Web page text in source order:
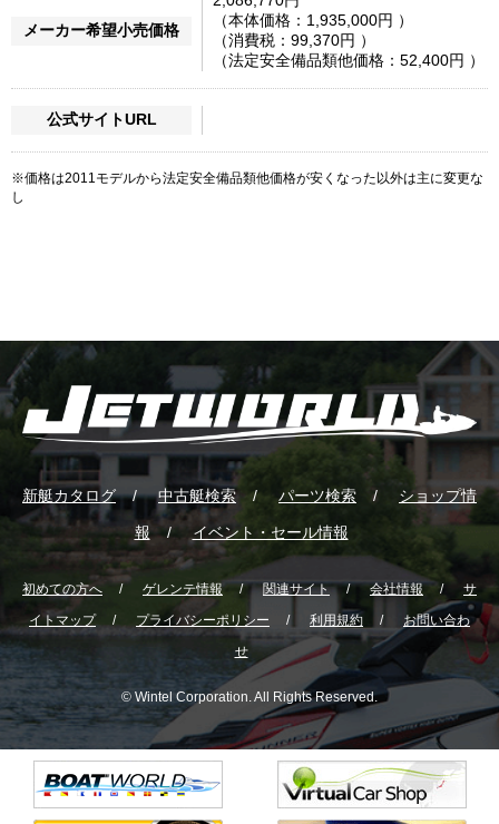
メーカー希望小売価格
（本体価格： 1,935,000円 ）
（消費税： 99,370円 ）
（法定安全備品類他価格： 52,400円 ）
公式サイトURL
※価格は2011モデルから法定安全備品類他価格が安くなった以外は主に変更な
し
新艇カタログ 中古艇検索 パーツ検索 ショップ情
報 イベント・セール情報
初めての方へ ゲレンテ情報 関連サイト 会社情報
サ
イトマップ
プライバシーポリシー 利用規約
お問い合わ
せ
© Wintel Corporation. All Rights Reserved.